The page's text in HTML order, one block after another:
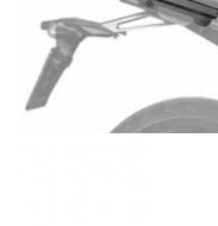
Echipament Cross & ATV
Casti
Cizme